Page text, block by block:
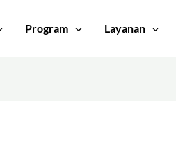
Program Layanan